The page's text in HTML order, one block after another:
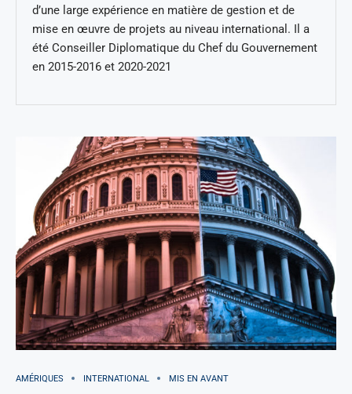
d’une large expérience en matière de gestion et de
mise en œuvre de projets au niveau international. Il a
été Conseiller Diplomatique du Chef du Gouvernement
en 2015-2016 et 2020-2021
AMÉRIQUES INTERNATIONAL MIS EN AVANT